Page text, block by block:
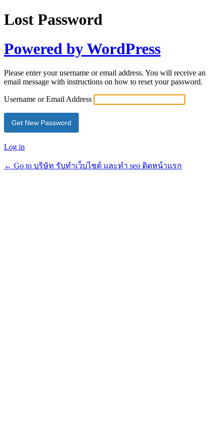
Lost Password
Powered by WordPress
Please enter your username or email address. You will receive an
email message with instructions on how to reset your password.
Username or Email Address
Log in
← Go to บริษัท รับทำเว็บไซต์ และทำ seo ติดหน้าแรก